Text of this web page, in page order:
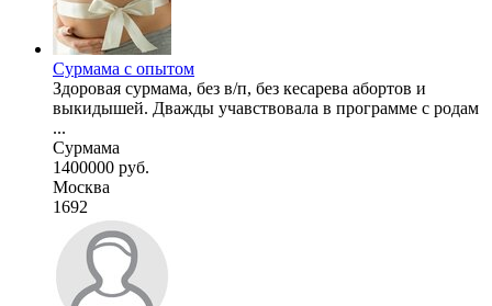
Сурмама с опытом
Здоровая сурмама, без в/п, без кесарева абортов и
выкидышей. Дважды учавствовала в программе с родам
...
Сурмама
1400000 руб.
Москва
1692